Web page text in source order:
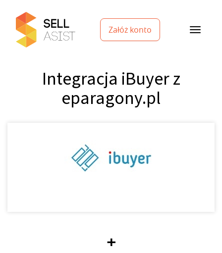
Załóż konto
Integracja iBuyer z
eparagony.pl
+